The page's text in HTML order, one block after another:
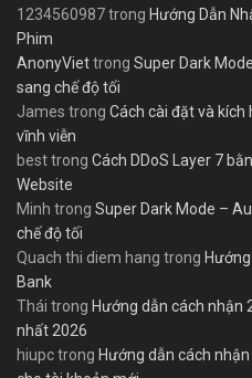
1234560987trong Hướng Dẫn
Phim
AnonyViettrong Super Dark
sang chế độ tối
James trong Cách cài đặt và kích
vĩnh viễn
besttrong Cách DDoS Layer 7
Website
Minh trong Super Dark Mode –
chế độ tối
Quach thi diem hang trong
Bank
Thái trong Hướng dẫn cách nhận
nhất 2026
hiupctrong Hướng dẫn cách